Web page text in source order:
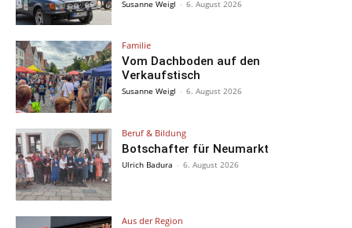
Susanne Weigl - 6. August 2026
Familie
Vom Dachboden auf den
Verkaufstisch
Susanne Weigl - 6. August 2026
Beruf & Bildung
Botschafter für Neumarkt
Ulrich Badura - 6. August 2026
Aus der Region